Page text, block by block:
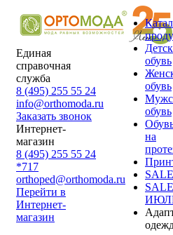
Единая
справочная
служба
8 (495) 255 55 24
info@orthomoda.ru
Заказать звонок
Интернет-
магазин
8 (495) 255 55 24
*717
orthoped@orthomoda.ru
Перейти в
Интернет-
магазин
обувь
обувь
обувь
на
SALE